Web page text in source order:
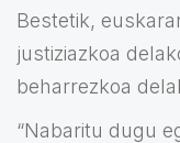
Bestetik,
justiziazkoa
beharrezkoa
“Nabaritu dugu